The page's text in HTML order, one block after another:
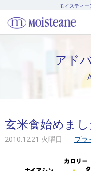
モイスティー
アド
玄米食始めまし
2010.12.21 火曜日 プラ